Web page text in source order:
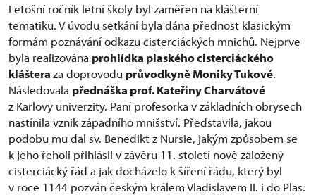
Letošní ročník letní školy byl zaměřen na klášterní
tematiku. V úvodu setkání byla dána přednost klasickým
formám poznávání odkazu cisterciáckých mnichů. Nejprve
byla realizována prohlídka plaského cisterciáckého
klášteraza doprovodu průvodkyně Moniky Tukové.
Následovala přednáška prof. Kateřiny Charvátové
z Karlovy univerzity. Paní profesorka v základních obrysech
nastínila vznik západního mnišství. Představila, jakou
podobu mu dal sv. Benedikt z Nursie, jakým způsobem se
k jeho řeholi přihlásil v závěru 11. století nově založený
cisterciácký řád a jak docházelo k šíření řádu, který byl
v roce 1144 pozván českým králem Vladislavem II. i do Plas.